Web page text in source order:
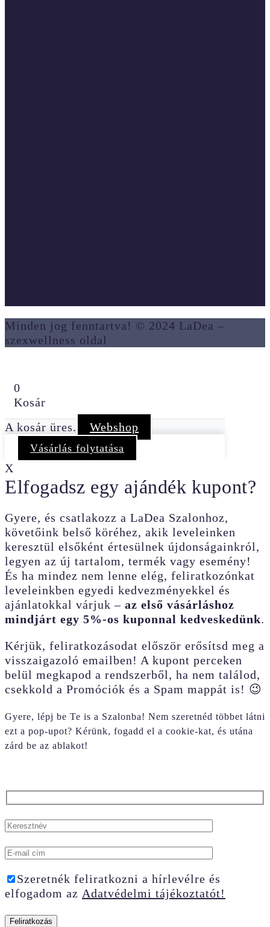
Minden jog fenntartva! © 2024 LaDea –
szexwellness oldal
0
Kosár
A kosár üres.
Webshop
Vásárlás folytatása
X
Elfogadsz egy ajándék kupont?
Gyere, és csatlakozz a LaDea Szalonhoz,
követőink belső köréhez, akik leveleinken
keresztül elsőként értesülnek újdonságainkról,
legyen az új tartalom, termék vagy esemény!
És ha mindez nem lenne elég, feliratkozónkat
leveleinkben egyedi kedvezményekkel és
ajánlatokkal várjuk – az első vásárláshoz
mindjárt egy 5%-os kuponnal kedveskedünk.
Kérjük, feliratkozásodat először erősítsd meg a
visszaigazoló emailben! A kupont perceken
belül megkapod a rendszerből, ha nem találod,
csekkold a Promóciók és a Spam mappát is! 😉
Gyere, lépj be Te is a Szalonba! Nem szeretnéd többet látni
ezt a pop-upot? Kérünk, fogadd el a cookie-kat, és utána
zárd be az ablakot!
Szeretnék feliratkozni a hírlevélre és
elfogadom az Adatvédelmi tájékoztatót!